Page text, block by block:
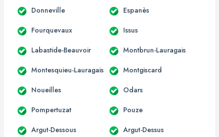
Donneville Espanès
Fourquevaux Issus
Labastide-Beauvoir Montbrun-Lauragais
Montesquieu-Lauragais Montgiscard
Noueilles Odars
Pompertuzat Pouze
Argut-Dessous Argut-Dessus